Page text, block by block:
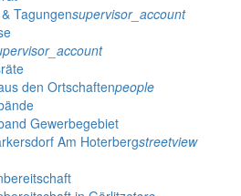
Tagungensupervisor_account
den Ortschaftenpeople
Gewerbegebiet
Am Hoterbergstreetview